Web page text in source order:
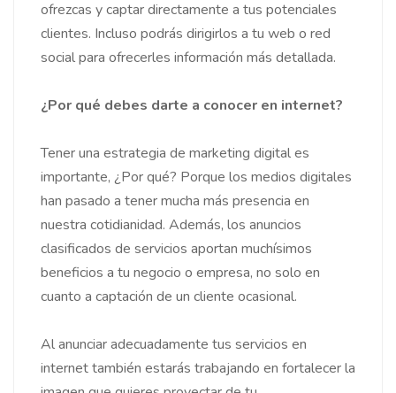
ofrezcas y captar directamente a tus potenciales
clientes. Incluso podrás dirigirlos a tu web o red
social para ofrecerles información más detallada.
¿Por qué debes darte a conocer en internet?
Tener una estrategia de marketing digital es
importante, ¿Por qué? Porque los medios digitales
han pasado a tener mucha más presencia en
nuestra cotidianidad. Además, los anuncios
clasificados de servicios aportan muchísimos
beneficios a tu negocio o empresa, no solo en
cuanto a captación de un cliente ocasional.
Al anunciar adecuadamente tus servicios en
internet también estarás trabajando en fortalecer la